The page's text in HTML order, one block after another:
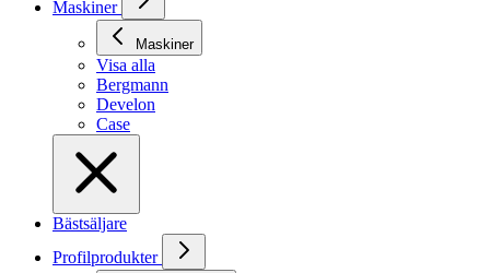
Maskiner
Maskiner
Visa alla
Bergmann
Develon
Case
Bästsäljare
Profilprodukter